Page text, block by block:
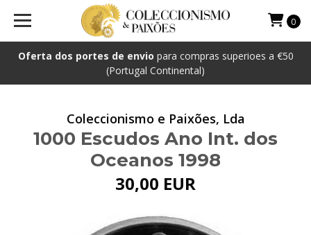
Oferta dos portes de envio para compras superioes a €50
(Portugal Continental)
0
Coleccionismo e Paixões, Lda
1000 Escudos Ano Int. dos
Oceanos 1998
30,00 EUR